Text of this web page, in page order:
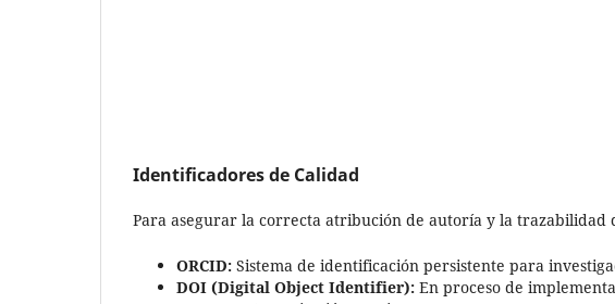
Identificadores de Calidad
Para asegurar la correcta atribución de autoría y la trazabilidad
ORCID: Sistema de identificación persistente para
DOI (Digital Object Identifier): En proceso de